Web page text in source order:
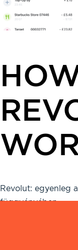
Revolut: egyenleg
függvényében